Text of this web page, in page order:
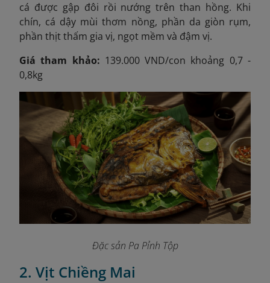
cá được gập đôi rồi nướng trên than hồng. Khi
chín, cá dậy mùi thơm nồng, phần da giòn rụm,
phần thịt thấm gia vị, ngọt mềm và đậm vị.
Giá tham khảo: 139.000 VND/con khoảng 0,7 -
0,8kg
Đặc sản Pa Pỉnh Tộp
2. Vịt Chiềng Mai